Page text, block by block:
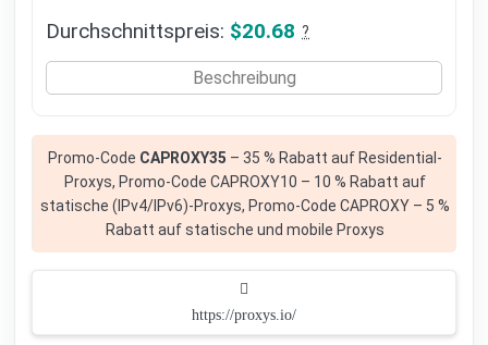
Durchschnittspreis: $20.68 ?
Beschreibung
Promo-Code CAPROXY35 – 35 % Rabatt auf Residential-
Proxys, Promo-Code CAPROXY10 – 10 % Rabatt auf
statische (IPv4/IPv6)-Proxys, Promo-Code CAPROXY – 5 %
Rabatt auf statische und mobile Proxys
https://proxys.io/